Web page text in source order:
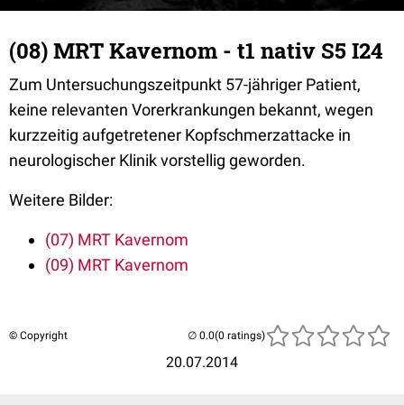
(08) MRT Kavernom - t1 nativ S5 I24
Zum Untersuchungszeitpunkt 57-jähriger Patient,
keine relevanten Vorerkrankungen bekannt, wegen
kurzzeitig aufgetretener Kopfschmerzattacke in
neurologischer Klinik vorstellig geworden.
Weitere Bilder:
(07) MRT Kavernom
(09) MRT Kavernom
© Copyright
20.07.2014
(0 ratings)